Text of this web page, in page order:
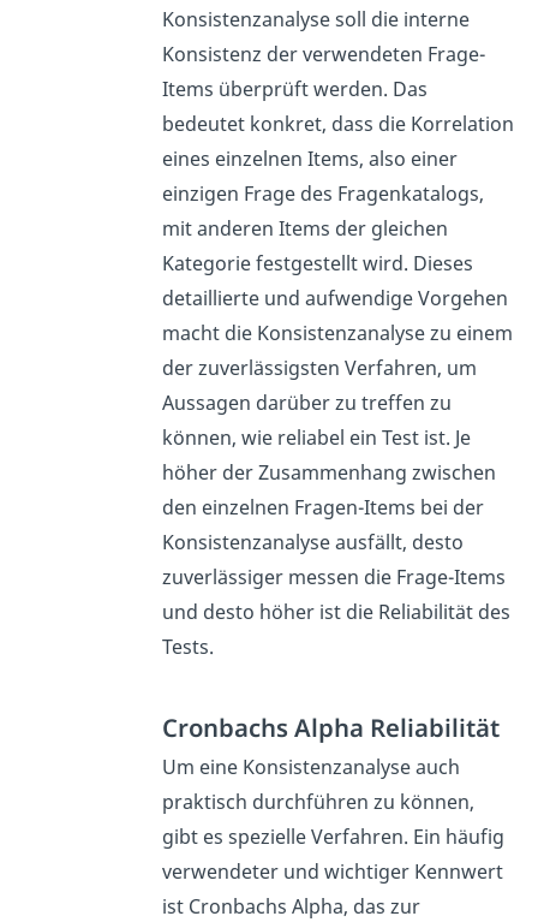
Konsistenzanalyse soll die interne
Konsistenz der verwendeten Frage-
Items überprüft werden. Das
bedeutet konkret, dass die Korrelation
eines einzelnen Items, also einer
einzigen Frage des Fragenkatalogs,
mit anderen Items der gleichen
Kategorie festgestellt wird. Dieses
detaillierte und aufwendige Vorgehen
macht die Konsistenzanalyse zu einem
der zuverlässigsten Verfahren, um
Aussagen darüber zu treffen zu
können, wie reliabel ein Test ist. Je
höher der Zusammenhang zwischen
den einzelnen Fragen-Items bei der
Konsistenzanalyse ausfällt, desto
zuverlässiger messen die Frage-Items
und desto höher ist die Reliabilität des
Tests.
Cronbachs Alpha Reliabilität
Um eine Konsistenzanalyse auch
praktisch durchführen zu können,
gibt es spezielle Verfahren. Ein häufig
verwendeter und wichtiger Kennwert
ist Cronbachs Alpha, das zur